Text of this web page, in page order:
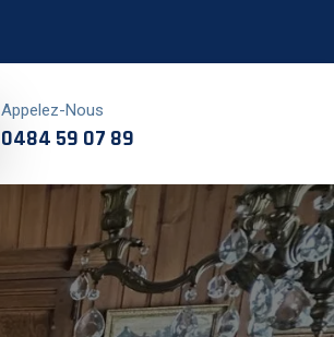
Appelez-Nous
0484 59 07 89